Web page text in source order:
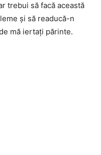
trebui să facă această
și să readucă-n
mă iertați părinte.